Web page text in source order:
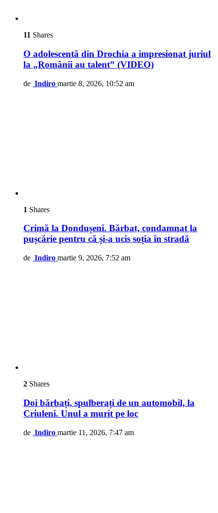
11 Shares
O adolescentă din Drochia a impresionat juriul
la „Românii au talent” (VIDEO)
de Indiro martie 8, 2026, 10:52 am
1 Shares
Crimă la Dondușeni. Bărbat, condamnat la
pușcărie pentru că și-a ucis soția în stradă
de Indiro martie 9, 2026, 7:52 am
2 Shares
Doi bărbați, spulberați de un automobil, la
Criuleni. Unul a murit pe loc
de Indiro martie 11, 2026, 7:47 am